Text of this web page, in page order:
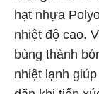
hạt nhựa
nhiệt độ cao.
bùng thành
nhiệt lạnh